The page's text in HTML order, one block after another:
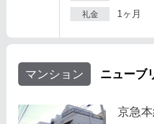
礼金 1ヶ月
マンション ニューブ
京急